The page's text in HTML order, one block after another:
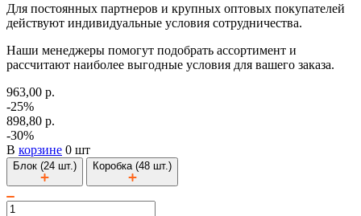
Для постоянных партнеров и крупных оптовых покупателей
действуют индивидуальные условия сотрудничества.
Наши менеджеры помогут подобрать ассортимент и
рассчитают наиболее выгодные условия для вашего заказа.
963,00 р.
-25%
898,80 р.
-30%
В корзине 0 шт
Блок (24 шт.) Коробка (48 шт.)